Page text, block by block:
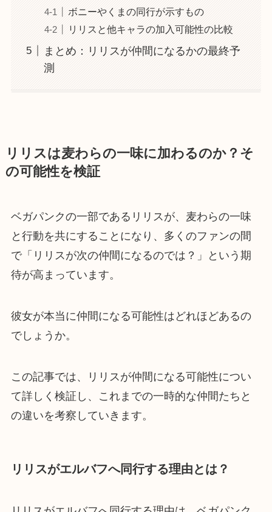
ボニーやくまの同行が示すもの
リリスと他キャラの加入可能性の比較
まとめ：リリスが仲間になるかの最終予
測
リリスは麦わらの一味に加わるのか？そ
の可能性を検証
ベガパンクの一部であるリリスが、麦わらの一味
と行動を共にすることになり、多くのファンの間
で「リリスが次の仲間になるのでは？」という期
待が高まっています。
彼女が本当に仲間になる可能性はどれほどあるの
でしょうか。
この記事では、リリスが仲間になる可能性につい
て詳しく検証し、これまでの一時的な仲間たちと
の違いを考察していきます。
リリスがエルバフへ同行する理由とは？